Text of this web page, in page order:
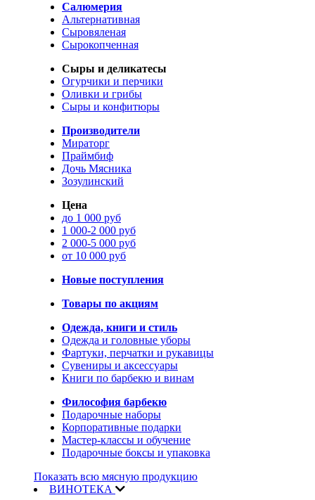
Салюмерия
Альтернативная
Сыровяленая
Сырокопченная
Сыры и деликатесы
Огурчики и перчики
Оливки и грибы
Сыры и конфитюры
Производители
Мираторг
Праймбиф
Дочь Мясника
Зозулинский
Цена
до 1 000 руб
1 000-2 000 руб
2 000-5 000 руб
от 10 000 руб
Новые поступления
Товары по акциям
Одежда, книги и стиль
Одежда и головные уборы
Фартуки, перчатки и рукавицы
Сувениры и аксессуары
Книги по барбекю и винам
Философия барбекю
Подарочные наборы
Корпоративные подарки
Мастер-классы и обучение
Подарочные боксы и упаковка
Показать всю мясную продукцию
ВИНОТЕКА